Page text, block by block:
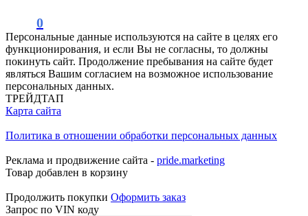
0
Персональные данные используются на сайте в целях его
функционирования, и если Вы не согласны, то должны
покинуть сайт. Продолжение пребывания на сайте будет
являться Вашим согласием на возможное использование
персональных данных.
ТРЕЙДТАП
Карта сайта
Политика в отношении обработки персональных данных
Реклама и продвижение сайта - pride.marketing
Товар добавлен в корзину
Продолжить покупки Оформить заказ
Запрос по VIN коду